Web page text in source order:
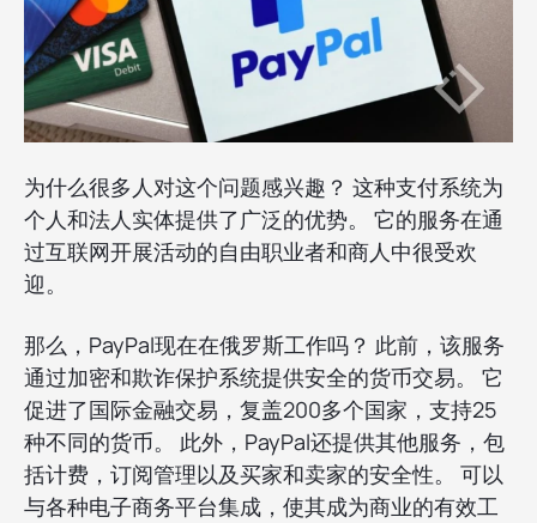
为什么很多人对这个问题感兴趣？ 这种支付系统为
个人和法人实体提供了广泛的优势。 它的服务在通
过互联网开展活动的自由职业者和商人中很受欢
迎。
那么，PayPal现在在俄罗斯工作吗？ 此前，该服务
通过加密和欺诈保护系统提供安全的货币交易。 它
促进了国际金融交易，复盖200多个国家，支持25
种不同的货币。 此外，PayPal还提供其他服务，包
括计费，订阅管理以及买家和卖家的安全性。 可以
与各种电子商务平台集成，使其成为商业的有效工